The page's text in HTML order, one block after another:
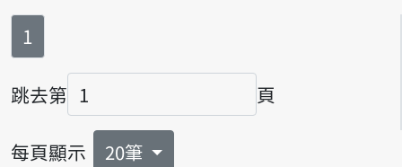
第
1
跳去第
頁碼
頁
每頁顯示 20筆